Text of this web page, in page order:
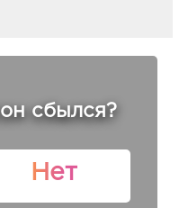
сбылся?
Нет